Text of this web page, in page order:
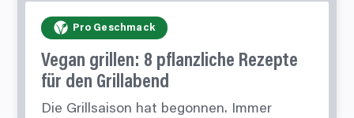
Pro Geschmack
Vegan grillen: 8 pflanzliche Rezepte
für den Grillabend
Die Grillsaison hat begonnen. Immer